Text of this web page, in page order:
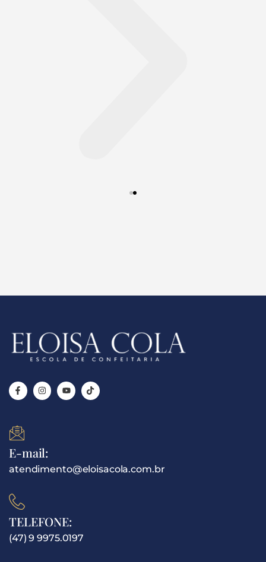
E-mail:
atendimento@eloisacola.com.br
TELEFONE:
(47) 9 9975.0197